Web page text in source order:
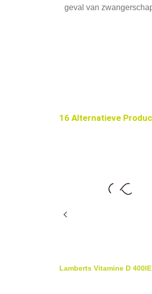
geval van
16 Alternatieve
Lamberts Vitamine D
